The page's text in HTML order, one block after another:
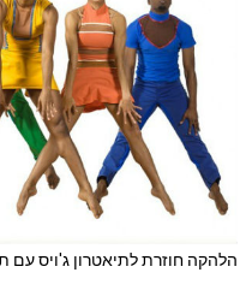
הלהקה חוזרת לתיאטרון ג'ויס